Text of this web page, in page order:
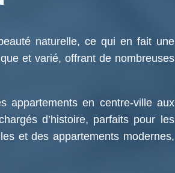
naturelle, ce qui en fait une
et varié, offrant de nombreuses
appartements en centre-ville aux
d’histoire, parfaits pour les
et des appartements modernes,